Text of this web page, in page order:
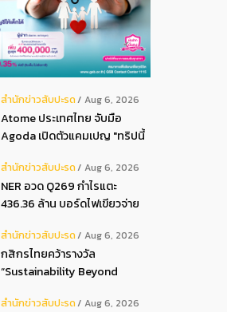
สํานักข่าวสับปะรด Aug 6, 2026
Atome ประเทศไทย จับมือ
Agoda เปิดตัวแคมเปญ "ทริปนี้
โรงแรมหรู พร้อมผ่อน 0 ได้ 3
งวด**
สํานักข่าวสับปะรด Aug 6, 2026
NER อวด Q269 กำไรแตะ
436.36 ล้าน บอร์ดไฟเขียวจ่าย
อัตรา 0.05 บ.หุ้น
สํานักข่าวสับปะรด Aug 6, 2026
กสิกรไทยคว้ารางวัล
“Sustainability Beyond
สํานักข่าวสับปะรด Aug 6, 2026